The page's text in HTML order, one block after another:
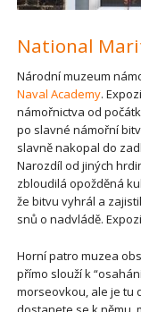
National
Národní muzeum
Naval Academy.
námořnictva od
po slavné námořní
slavně nakopal do
Narozdíl od jiných
zbloudilá opožděná
že bitvu vyhrál a
snů o nadvládě.
Horní patro muzea
přímo slouží k
morseovkou, ale je tu